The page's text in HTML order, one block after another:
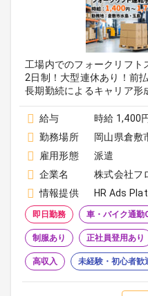
工場内でのフォークリフト
2日制！大型連休あり！前
長期勤続によるキャリア形
給与
時給 1,400
勤務場所
岡山県倉敷
雇用形態
派遣
企業名
株式会社フ
情報提供
HR Ads
即日勤務 車・バイク通勤
制服あり 正社員登用あり
高収入 未経験・初心者歓